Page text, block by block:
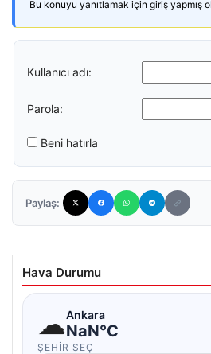
Bu konuyu yanıtlamak için giriş yapmış
Kullanıcı adı:
Parola:
Beni hatırla
Paylaş:
Hava Durumu
☁Ankara
NaN°C
ŞEHIR SEÇ